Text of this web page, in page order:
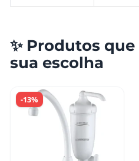
✨ Produtos
sua escolha
-13%